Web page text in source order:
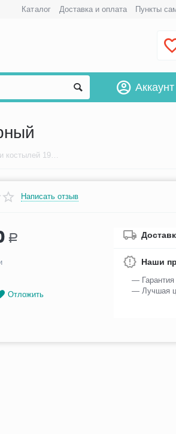
Каталог Доставка и оплата Пункты
Аккаунт
Зимний наконечник для тростей и костылей 19мм, черный
Написать отзыв
Р
Отложить
Наши
— Гарантия
— Лучшая